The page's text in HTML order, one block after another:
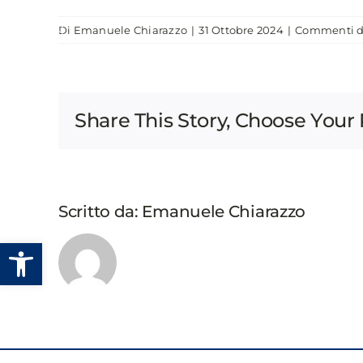
Apri la barra degli strumenti
PUBBLICAZIONI
Di Emanuele Chiarazzo | 31 Ottobre 2024 | Commenti
Share This Story, Choose
Scritto da: Emanuele Chiarazzo